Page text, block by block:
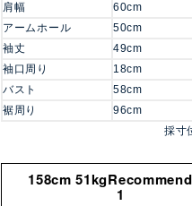
肩幅
60cm
アームホール
50cm
袖丈
49cm
袖口周り
18cm
バスト
58cm
裾周り
96cm
採寸
158cm
1